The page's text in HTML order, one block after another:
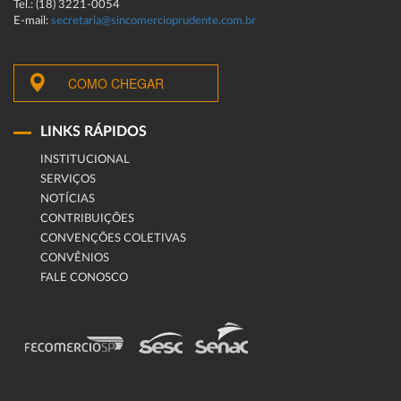
Tel.: (18) 3221-0054
E-mail: secretaria@sincomercioprudente.com.br
COMO CHEGAR
LINKS RÁPIDOS
INSTITUCIONAL
SERVIÇOS
NOTÍCIAS
CONTRIBUIÇÕES
CONVENÇÕES COLETIVAS
CONVÊNIOS
FALE CONOSCO